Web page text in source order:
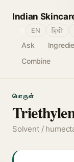
Indian
Ask
Combine
EN हिंदी
பொருள்
Solvent /